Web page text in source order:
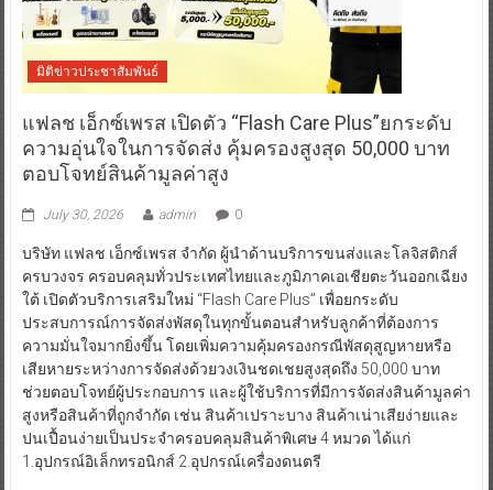
มิติข่าวประชาสัมพันธ์
แฟลช เอ็กซ์เพรส เปิดตัว “Flash Care Plus”ยกระดับ
ความอุ่นใจในการจัดส่ง คุ้มครองสูงสุด 50,000 บาท
ตอบโจทย์สินค้ามูลค่าสูง
July 30, 2026 admin 0
บริษัท แฟลช เอ็กซ์เพรส จำกัด ผู้นำด้านบริการขนส่งและโลจิสติกส์
ครบวงจร ครอบคลุมทั่วประเทศไทยและภูมิภาคเอเชียตะวันออกเฉียง
ใต้ เปิดตัวบริการเสริมใหม่ “Flash Care Plus” เพื่อยกระดับ
ประสบการณ์การจัดส่งพัสดุในทุกขั้นตอนสำหรับลูกค้าที่ต้องการ
ความมั่นใจมากยิ่งขึ้น โดยเพิ่มความคุ้มครองกรณีพัสดุสูญหายหรือ
เสียหายระหว่างการจัดส่งด้วยวงเงินชดเชยสูงสุดถึง 50,000 บาท
ช่วยตอบโจทย์ผู้ประกอบการ และผู้ใช้บริการที่มีการจัดส่งสินค้ามูลค่า
สูงหรือสินค้าที่ถูกจำกัด เช่น สินค้าเปราะบาง สินค้าเน่าเสียง่ายและ
ปนเปื้อนง่ายเป็นประจำครอบคลุมสินค้าพิเศษ 4 หมวด ได้แก่
1.อุปกรณ์อิเล็กทรอนิกส์ 2.อุปกรณ์เครื่องดนตรี